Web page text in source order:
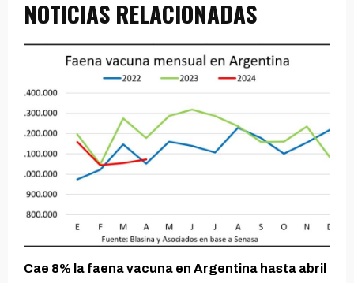
NOTICIAS RELACIONADAS
Cae 8% la faena vacuna en Argentina hasta abril